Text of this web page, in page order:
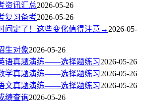
资讯汇总2026-05-26
复习备考2026-05-26
间定了！这些变化值得注意→ 2026-05-
生对象2026-05-26
语真题演练——选择题练习2026-05-26
学真题演练——选择题练习2026-05-26
文真题演练——选择题练习2026-05-26
绩查询2026-05-26